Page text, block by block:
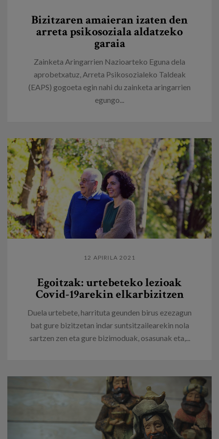
Salaketa-kanala
Bizitzaren amaieran izaten den
arreta psikosoziala aldatzeko
garaia
Zainketa Aringarrien Nazioarteko Eguna dela
aprobetxatuz, Arreta Psikosozialeko Taldeak
(EAPS) gogoeta egin nahi du zainketa aringarrien
egungo...
12 APIRILA 2021
Egoitzak: urtebeteko lezioak
Covid-19arekin elkarbizitzen
Duela urtebete, harrituta geunden birus ezezagun
bat gure bizitzetan indar suntsitzailearekin nola
sartzen zen eta gure bizimoduak, osasunak eta,...